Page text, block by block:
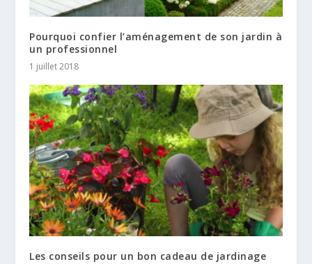
Pourquoi confier l’aménagement de son jardin à
un professionnel
1 juillet 2018
Les conseils pour un bon cadeau de jardinage